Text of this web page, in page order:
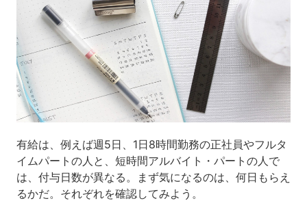
有給は、例えば週5日、1日8時間勤務の正社員やフルタ
イムパートの人と、短時間アルバイト・パートの人で
は、付与日数が異なる。まず気になるのは、何日もらえ
るかだ。それぞれを確認してみよう。